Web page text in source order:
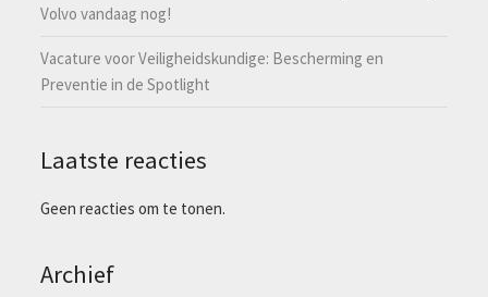
Volvo vandaag nog!
Vacature voor Veiligheidskundige: Bescherming en
Preventie in de Spotlight
Laatste reacties
Geen reacties om te tonen.
Archief